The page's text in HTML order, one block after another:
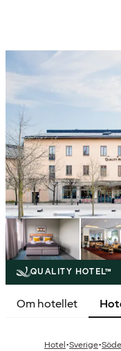
QUALITY HOTEL™
Om hotellet
Hotel·Sverige·